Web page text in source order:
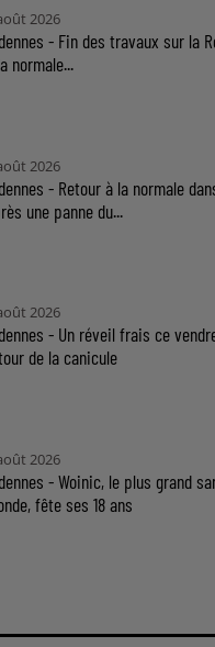
2026
- Fin des travaux sur la
normale...
2026
- Retour à la normale
une panne du...
2026
- Un réveil frais ce
de la canicule
2026
- Woinic, le plus grand
fête ses 18 ans